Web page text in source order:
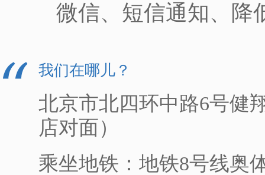
微信、短信通知、降
我们在哪儿？
北京市北四环中路6号健
店对面）
乘坐地铁：地铁8号线奥